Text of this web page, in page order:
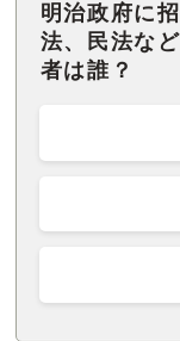
明治政府に
法、民法な
者は誰？